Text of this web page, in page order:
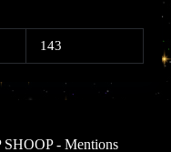
143
SHOOP - Mentions